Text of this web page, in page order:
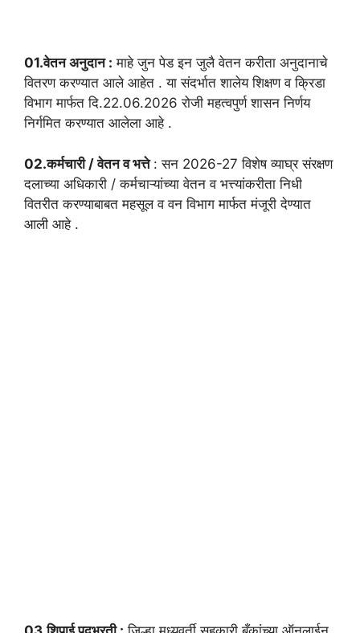
01.वेतन अनुदान : माहे जुन पेड इन जुलै वेतन करीता अनुदानाचे
वितरण करण्यात आले आहेत . या संदर्भात शालेय शिक्षण व क्रिडा
विभाग मार्फत दि.22.06.2026 रोजी महत्वपुर्ण शासन निर्णय
निर्गमित करण्यात आलेला आहे .
02.कर्मचारी / वेतन व भत्ते: सन 2026-27 विशेष व्याघ्र संरक्षण
दलाच्या अधिकारी / कर्मचाऱ्यांच्या वेतन व भत्त्यांकरीता निधी
वितरीत करण्याबाबत महसूल व वन विभाग मार्फत मंजूरी देण्यात
आली आहे .